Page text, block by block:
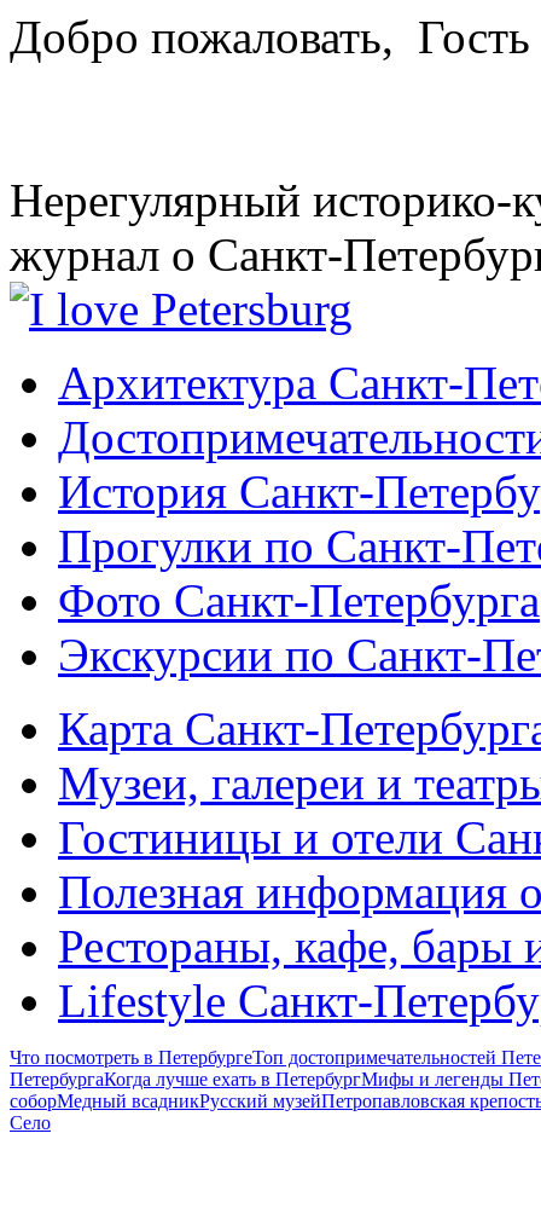
Добро пожаловать, Гость
Нерегулярный историко-
журнал о Санкт-
Архитектура Санкт-
История Санкт-
Прогулки по Санкт-
Фото Санкт-Петербурга
Экскурсии по Санкт-
Карта Санкт-
Музеи, галереи и
Гостиницы и отели
Полезная информация
Рестораны, кафе, бары
Lifestyle Санкт-
Что посмотреть в ПетербургеТоп достопримечательностей
ПетербургаКогда лучше ехать в ПетербургМифы и легенды
соборМедный всадникРусский музейПетропавловская
Село